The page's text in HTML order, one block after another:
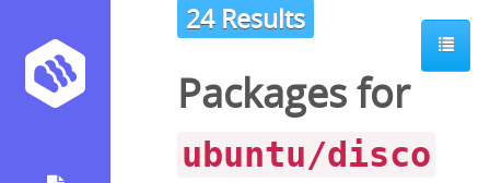
24 Results
Packages for
ubuntu/disco